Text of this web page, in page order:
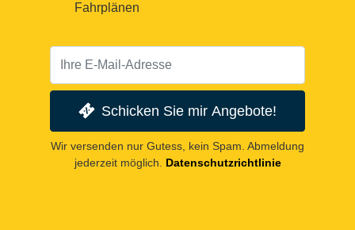
Fahrplänen
Schicken Sie mir Angebote!
Wir versenden nur Gutess, kein Spam. Abmeldung
jederzeit möglich.
Datenschutzrichtlinie